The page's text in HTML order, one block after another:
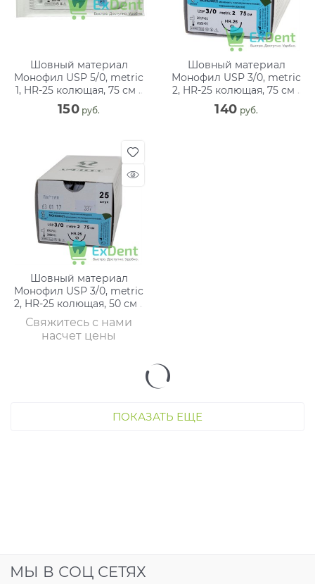
Шовный материал
Монофил USP 5/0, metric
1, HR-25 колющая, 75 см -
нить хирургическая
150 руб.
Шовный материал
Монофил USP 3/0, metric
2, HR-25 колющая, 75 см -
нити хирургические с
иглами
140 руб.
Шовный материал
Монофил USP 3/0, metric
2, HR-25 колющая, 50 см -
нити хирургические с
иглами
Свяжитесь с нами
насчет цены
ПОКАЗАТЬ ЕЩЕ
МЫ В СОЦ СЕТЯХ